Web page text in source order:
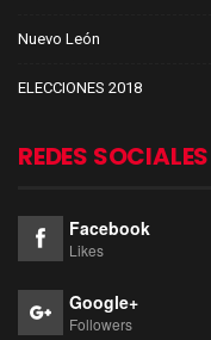
Nuevo León
ELECCIONES 2018
REDES SOCIALES
Facebook
Likes
Google+
Followers